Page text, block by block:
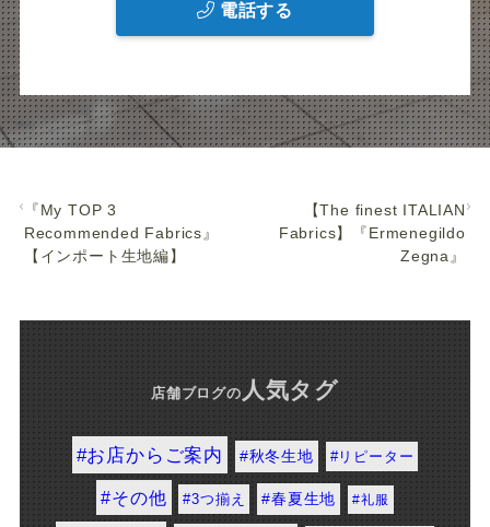
電話する
『My TOP 3
Recommended Fabrics』
【インポート生地編】
【The finest ITALIAN
Fabrics】『Ermenegildo
Zegna』
店舗ブログの 人気タグ
#お店からご案内 #秋冬生地 #リピーター
#その他 #3つ揃え #春夏生地 #礼服